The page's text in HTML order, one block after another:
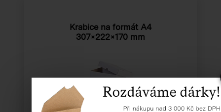
Krabice na formát A4
307×222×170 mm